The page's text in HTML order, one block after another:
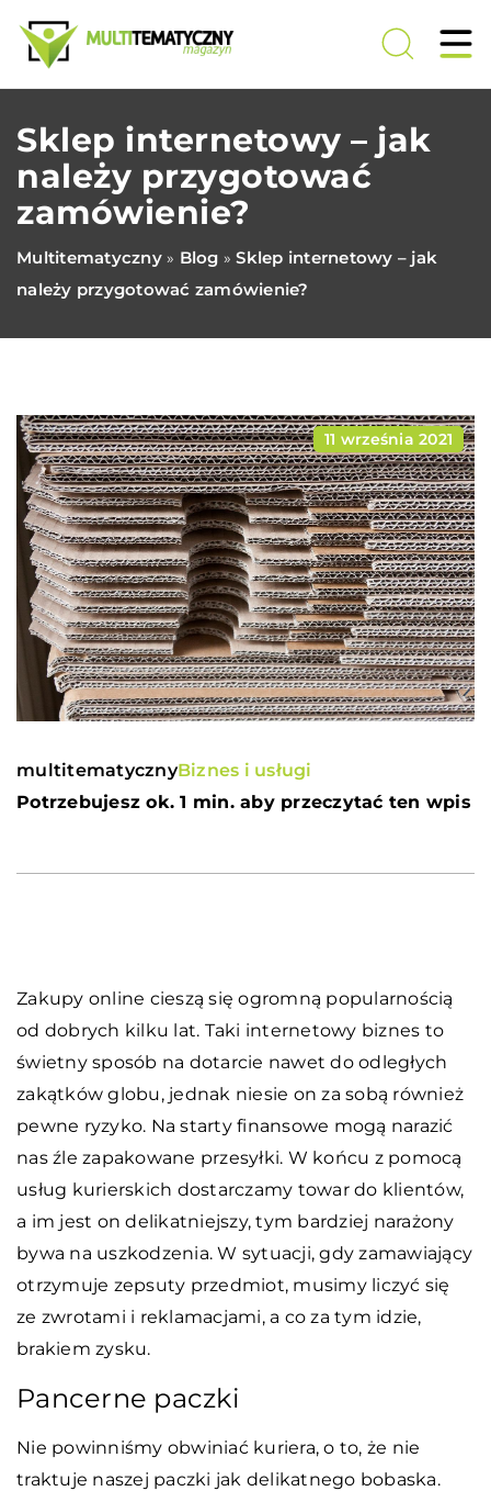
Sklep internetowy – jak
należy przygotować
zamówienie?
Multitematyczny» Blog »Sklep internetowy – jak
należy przygotować zamówienie?
11 września 2021
multitematycznyBiznes i usługi
Potrzebujesz ok. 1 min. aby przeczytać ten wpis
Zakupy online cieszą się ogromną popularnością
od dobrych kilku lat. Taki internetowy biznes to
świetny sposób na dotarcie nawet do odległych
zakątków globu, jednak niesie on za sobą również
pewne ryzyko. Na starty finansowe mogą narazić
nas źle zapakowane przesyłki. W końcu z pomocą
usług kurierskich dostarczamy towar do klientów,
a im jest on delikatniejszy, tym bardziej narażony
bywa na uszkodzenia. W sytuacji, gdy zamawiający
otrzymuje zepsuty przedmiot, musimy liczyć się
ze zwrotami i reklamacjami, a co za tym idzie,
brakiem zysku.
Pancerne paczki
Nie powinniśmy obwiniać kuriera, o to, że nie
traktuje naszej paczki jak delikatnego bobaska.